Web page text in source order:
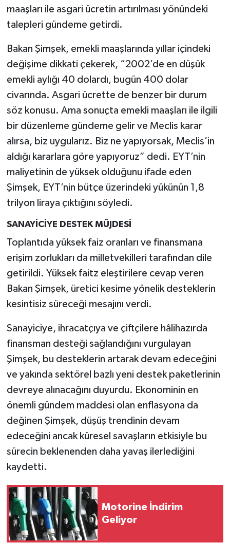
maaşları ile asgari ücretin artırılması yönündeki
talepleri gündeme getirdi.
Bakan Şimşek, emekli maaşlarında yıllar içindeki
değişime dikkati çekerek, “2002’de en düşük
emekli aylığı 40 dolardı, bugün 400 dolar
civarında. Asgari ücrette de benzer bir durum
söz konusu. Ama sonuçta emekli maaşları ile ilgili
bir düzenleme gündeme gelir ve Meclis karar
alırsa, biz uygularız. Biz ne yapıyorsak, Meclis’in
aldığı kararlara göre yapıyoruz” dedi. EYT’nin
maliyetinin de yüksek olduğunu ifade eden
Şimşek, EYT’nin bütçe üzerindeki yükünün 1,8
trilyon liraya çıktığını söyledi.
SANAYİCİYE DESTEK MÜJDESİ
Toplantıda yüksek faiz oranları ve finansmana
erişim zorlukları da milletvekilleri tarafından dile
getirildi. Yüksek faitz eleştirilere cevap veren
Bakan Şimşek, üretici kesime yönelik desteklerin
kesintisiz süreceği mesajını verdi.
Sanayiciye, ihracatçıya ve çiftçilere hâlihazırda
finansman desteği sağlandığını vurgulayan
Şimşek, bu desteklerin artarak devam edeceğini
ve yakında sektörel bazlı yeni destek paketlerinin
devreye alınacağını duyurdu. Ekonominin en
önemli gündem maddesi olan enflasyona da
değinen Şimşek, düşüş trendinin devam
edeceğini ancak küresel savaşların etkisiyle bu
sürecin beklenenden daha yavaş ilerlediğini
kaydetti.
Motorine İndirim
Geliyor